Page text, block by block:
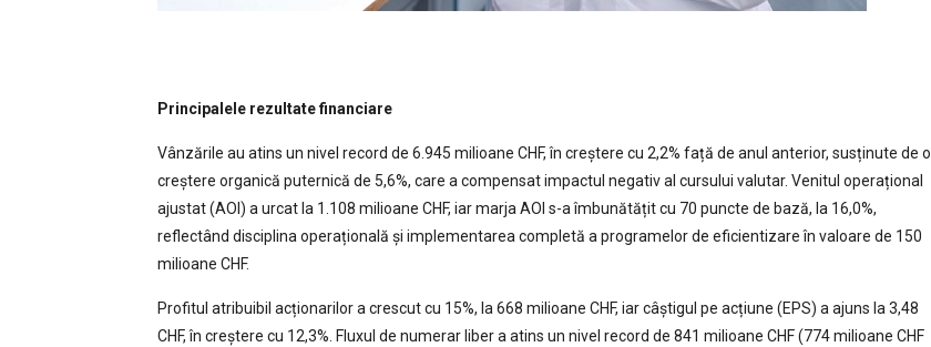
Principalele rezultate financiare
Vânzările au atins un nivel record de 6.945 milioane CHF, în creștere cu 2,2% față de anul anterior, susținute de o
creștere organică puternică de 5,6%, care a compensat impactul negativ al cursului valutar. Venitul operațional
ajustat (AOI) a urcat la 1.108 milioane CHF, iar marja AOI s-a îmbunătățit cu 70 puncte de bază, la 16,0%,
reflectând disciplina operațională și implementarea completă a programelor de eficientizare în valoare de 150
milioane CHF.
Profitul atribuibil acționarilor a crescut cu 15%, la 668 milioane CHF, iar câștigul pe acțiune (EPS) a ajuns la 3,48
CHF, în creștere cu 12,3%. Fluxul de numerar liber a atins un nivel record de 841 milioane CHF (774 milioane CHF